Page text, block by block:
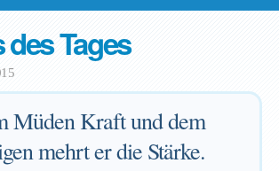
des Tages
Müden Kraft und dem
mehrt er die Stärke.